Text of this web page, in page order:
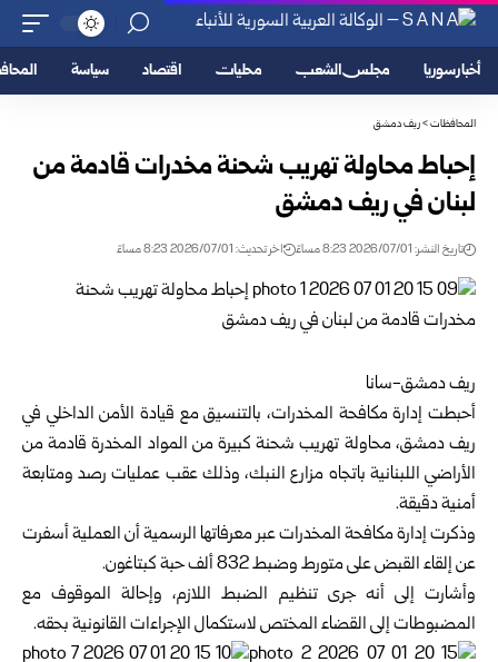
أخبار سوريا مجلس الشعب محليات اقتصاد سياسة
المحافظات>ريف دمشق
إحباط محاولة تهريب شحنة مخدرات قادمة من
لبنان في ريف دمشق
تاريخ النشر: 2026/07/01 8:23 مساءً اخر تحديث: 2026/07/01 8:23 مساءً
ريف دمشق-سانا‏
أحبطت إدارة مكافحة المخدرات، بالتنسيق مع قيادة الأمن الداخلي في
ريف دمشق، ‏محاولة تهريب شحنة كبيرة من المواد المخدرة قادمة من
الأراضي اللبنانية باتجاه مزارع ‏النبك، وذلك عقب عمليات رصد ومتابعة
أمنية دقيقة.‏
وذكرت إدارة مكافحة المخدرات عبر معرفاتها الرسمية أن العملية أسفرت
عن إلقاء ‏القبض على متورط وضبط 832 ألف حبة كبتاغون.‏
وأشارت إلى أنه جرى تنظيم الضبط اللازم، وإحالة الموقوف مع
المضبوطات إلى ‏القضاء المختص لاستكمال الإجراءات القانونية بحقه.‏